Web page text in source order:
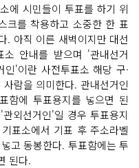
에 시민들이 투표를 하기 위
크를 착용하고 소중한 한 표
. 아직 이른 새벽이지만 대선
안내를 받으며 '관내선거
'이란 사전투표소 해당 구·
람을 의미한다. 관내선거인
함에 투표용지를 넣으면 된
외선거인'일 경우 투표용지
표소에서 기표 후 주소라벨
고 동봉한다. 투표함에는 투
된다.